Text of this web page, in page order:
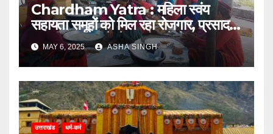
Chardham Yatra : महिला स्वंय
सहायता समूहों को मिल रहा रोजगार, प्रसाद,
स्थानीय उत्पाद से लेकर होमस्टे में चमका
कारोबार
MAY 6, 2025 ASHA SINGH
उत्तराखंड धर्म-कर्म